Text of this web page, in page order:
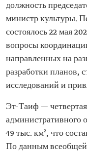
должность
министр культуры.
состоялось 22 мая
вопросы
направленных на
разработки планов,
исследований и
Эт-Таиф —
административного
49 тыс. км², что
По данным всеобщей